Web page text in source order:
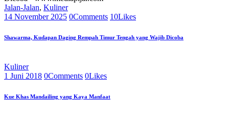
Jalan-Jalan, Kuliner
14 November 2025 0Comments 10Likes
Shawarma, Kudapan Daging Rempah Timur Tengah yang Wajib Dicoba
Kuliner
1 Juni 2018 0Comments 0Likes
Kue Khas Mandailing yang Kaya Manfaat